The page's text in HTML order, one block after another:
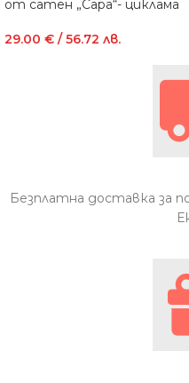
от сатен „Сара“- циклама
29.00 € / 56.72 лв.
Безплатна доставка за